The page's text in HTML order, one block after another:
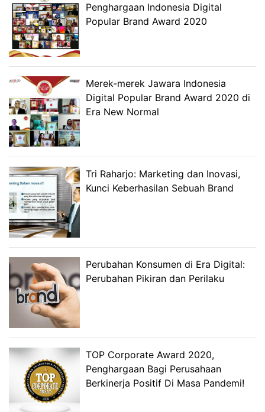
Penghargaan Indonesia Digital
Popular Brand Award 2020
Merek-merek Jawara Indonesia
Digital Popular Brand Award 2020 di
Era New Normal
Tri Raharjo: Marketing dan Inovasi,
Kunci Keberhasilan Sebuah Brand
Perubahan Konsumen di Era Digital:
Perubahan Pikiran dan Perilaku
TOP Corporate Award 2020,
Penghargaan Bagi Perusahaan
Berkinerja Positif Di Masa Pandemi!